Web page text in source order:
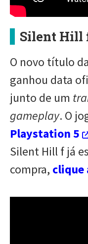
Silent Hill
O novo título
ganhou data
junto de um
gameplay. O
Playstation 5
Silent Hill f já
compra, clique